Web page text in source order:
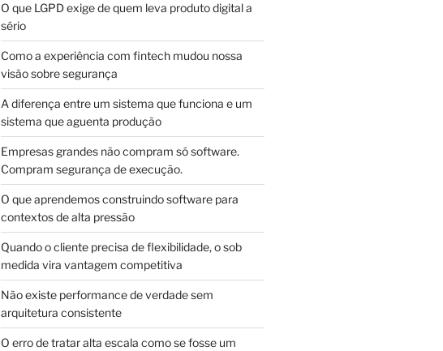
O que LGPD exige de quem leva produto digital a
sério
Como a experiência com fintech mudou nossa
visão sobre segurança
A diferença entre um sistema que funciona e um
sistema que aguenta produção
Empresas grandes não compram só software.
Compram segurança de execução.
O que aprendemos construindo software para
contextos de alta pressão
Quando o cliente precisa de flexibilidade, o sob
medida vira vantagem competitiva
Não existe performance de verdade sem
arquitetura consistente
O erro de tratar alta escala como se fosse um